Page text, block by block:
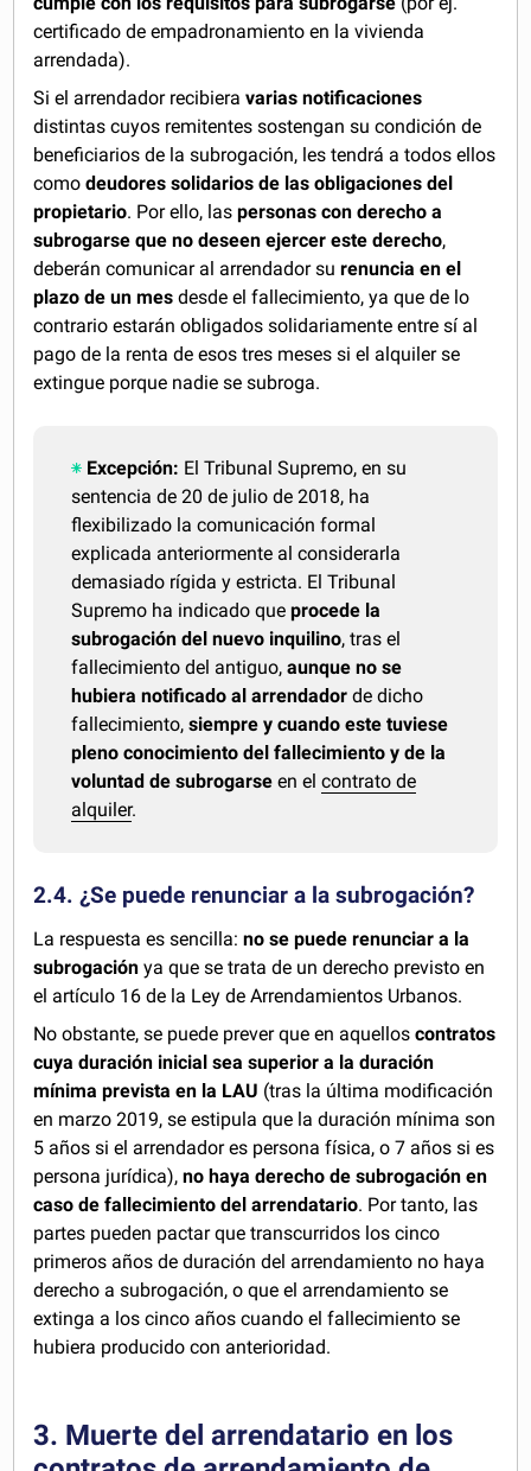
certificado de empadronamiento en la vivienda
arrendada).
Si el arrendador recibieravarias notificaciones
distintas cuyos remitentes sostengan su condición de
beneficiarios de la subrogación, les tendrá a todos ellos
comodeudores solidarios de las obligaciones del
propietario. Por ello, laspersonas con derecho a
subrogarse que no deseen ejercer este derecho,
deberán comunicar al arrendador surenuncia en el
plazo de un mes desde el fallecimiento, ya que de lo
contrario estarán obligados solidariamente entre sí al
pago de la renta de esos tres meses si el alquiler se
extingue porque nadie se subroga.
Excepción: El Tribunal Supremo, en su
sentencia de 20 de julio de 2018, ha
flexibilizado la comunicación formal
explicada anteriormente al considerarla
demasiado rígida y estricta. El Tribunal
Supremo ha indicado queprocede la
subrogación del nuevo inquilino, tras el
fallecimiento del antiguo,aunque no se
hubiera notificado al arrendador de dicho
fallecimiento,siempre y cuando este tuviese
pleno conocimiento del fallecimiento y de la
voluntad de subrogarse en elcontrato de
alquiler.
2.4. ¿Se puede renunciar a la subrogación?
La respuesta es sencilla:no se puede renunciar a la
subrogación ya que se trata de un derecho previsto en
el artículo 16 de la Ley de Arrendamientos Urbanos.
No obstante, se puede prever que en aquelloscontratos
cuya duración inicial sea superior a la duración
mínima prevista en la LAU (tras la última modificación
en marzo 2019, se estipula que la duración mínima son
5 años si el arrendador es persona física, o 7 años si es
persona jurídica),no haya derecho de subrogación en
caso de fallecimiento del arrendatario. Por tanto, las
partes pueden pactar que transcurridos los cinco
primeros años de duración del arrendamiento no haya
derecho a subrogación, o que el arrendamiento se
extinga a los cinco años cuando el fallecimiento se
hubiera producido con anterioridad.
3. Muerte del arrendatario en los